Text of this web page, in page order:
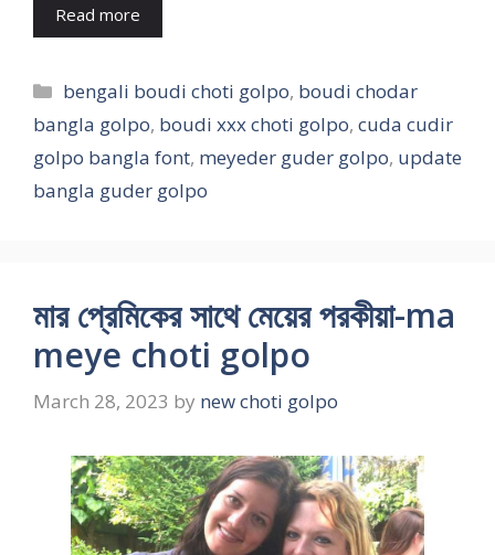
Read more
Categories
bengali boudi choti golpo, boudi chodar
bangla golpo, boudi xxx choti golpo, cuda cudir
golpo bangla font, meyeder guder golpo, update
bangla guder golpo
মার প্রেমিকের সাথে মেয়ের পরকীয়া-ma
meye choti golpo
March 28, 2023 by new choti golpo